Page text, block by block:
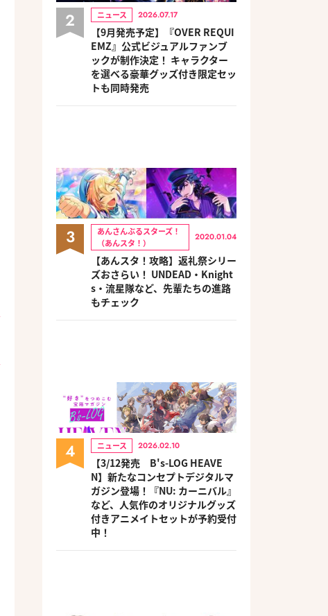
2 ニュース 2026.07.17
【9月発売予定】『OVER REQUI
EMZ』公式ビジュアルファンブ
ックが制作決定！ キャラクター
を選べる豪華グッズ付き限定セッ
トも同時発売
3
あんさんぶるスターズ！
（あんスタ！）
2020.01.04
【あんスタ！攻略】返礼祭シリー
ズおさらい！ UNDEAD・Knight
s・流星隊など、先輩たちの進路
もチェック
4 ニュース 2026.02.10
【3/12発売 B's-LOG HEAVE
N】新たなコンセプトデジタルマ
ガジン登場！『NU: カーニバル』
など、人気作のオリジナルグッズ
付きアニメイトセットが予約受付
中！